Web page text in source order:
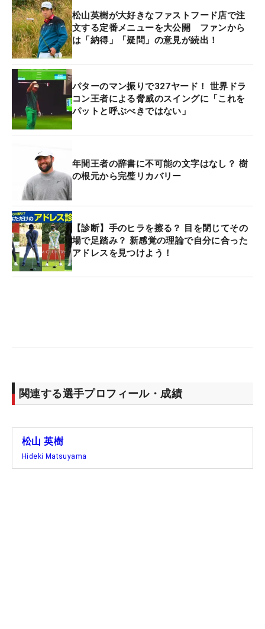
松山英樹が大好きなファストフード店で注
文する定番メニューを大公開 ファンから
は「納得」「疑問」の意見が続出！
パターのマン振りで327ヤード！ 世界ドラ
コン王者による脅威のスイングに「これを
パットと呼ぶべきではない」
年間王者の辞書に不可能の文字はなし？ 樹
の根元から完璧リカバリー
【診断】手のヒラを擦る？ 目を閉じてその
場で足踏み？ 新感覚の理論で自分に合った
アドレスを見つけよう！
関連する選手プロフィール・成績
松山 英樹
Hideki Matsuyama